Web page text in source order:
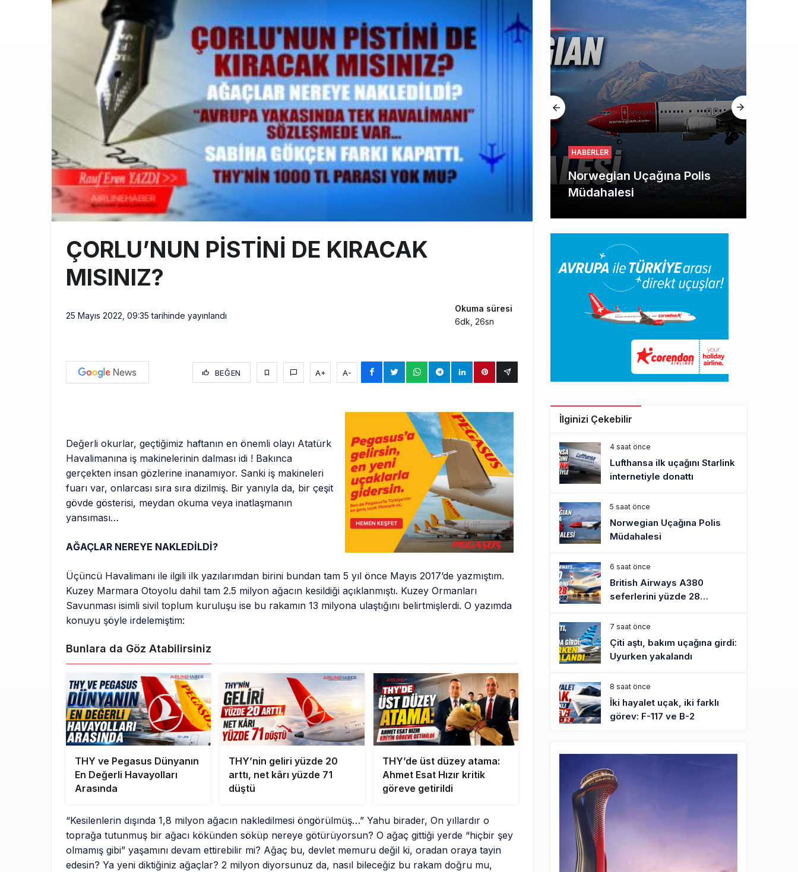
Fly Baghdad ABD yaptırım listesinden çıkarıldı
11:00 Elektrikli uçaklar Avrupa’da kısa rotalara hazırlanıyor
Lufthansa ilk uçağını Starlink internetiyle donattı
ÇORLU’NUN PİSTİNİ DE KIRACAK
MISINIZ?
25 Mayıs 2022, 09:35 tarihinde yayınlandı
Okuma süresi
6dk, 26sn
BEĞEN A+ A-
Değerli okurlar, geçtiğimiz haftanın en önemli olayı Atatürk
Havalimanına iş makinelerinin dalması idi ! Bakınca
gerçekten insan gözlerine inanamıyor. Sanki iş makineleri
fuarı var, onlarcası sıra sıra dizilmiş. Bir yanıyla da, bir çeşit
gövde gösterisi, meydan okuma veya inatlaşmanın
yansıması…
AĞAÇLAR NEREYE NAKLEDİLDİ?
Üçüncü Havalimanı ile ilgili ilk yazılarımdan birini bundan tam 5 yıl önce Mayıs 2017’de yazmıştım.
Kuzey Marmara Otoyolu dahil tam 2.5 milyon ağacın kesildiği açıklanmıştı. Kuzey Ormanları
Savunması isimli sivil toplum kuruluşu ise bu rakamın 13 milyona ulaştığını belirtmişlerdi. O yazımda
konuyu şöyle irdelemiştim:
Bunlara da Göz Atabilirsiniz
THY ve Pegasus Dünyanın
En Değerli Havayolları
Arasında
THY’nin geliri yüzde 20
arttı, net kârı yüzde 71
düştü
THY’de üst düzey atama:
Ahmet Esat Hızır kritik
göreve getirildi
“Kesilenlerin dışında 1,8 milyon ağacın nakledilmesi öngörülmüş…” Yahu birader, On yıllardır o
toprağa tutunmuş bir ağacı kökünden söküp nereye götürüyorsun? O ağaç gittiği yerde “hiçbir şey
olmamış gibi” yaşamını devam ettirebilir mi? Ağaç bu, devlet memuru değil ki, oradan oraya tayin
edesin? Ya yeni diktiğiniz ağaçlar? 2 milyon diyorsunuz da, nasıl bileceğiz bu rakam doğru mu,
HABERLER
Norwegian Uçağına Polis
Müdahalesi
İlginizi Çekebilir
4 saat önce
Lufthansa ilk uçağını Starlink
internetiyle donattı
5 saat önce
Norwegian Uçağına Polis
Müdahalesi
6 saat önce
British Airways A380
seferlerini yüzde 28
azaltıyor
7 saat önce
Çiti aştı, bakım uçağına girdi:
Uyurken yakalandı
8 saat önce
İki hayalet uçak, iki farklı
görev: F-117 ve B-2
THY ve Pegasus Dünyanın
En Değerli Havayolları
Arasında
10 saat önce
Fly Baghdad ABD yaptırım
listesinden çıkarıldı